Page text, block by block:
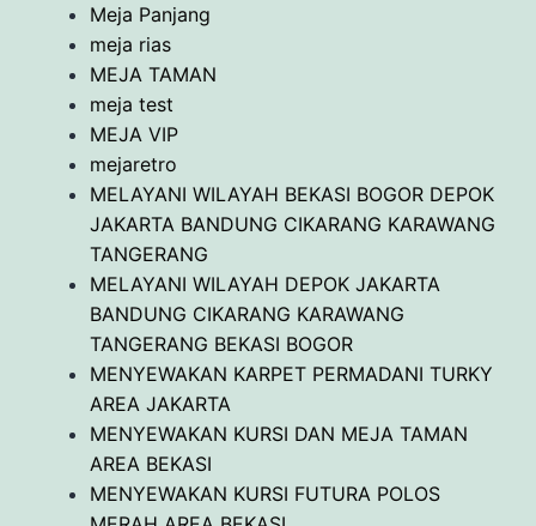
Meja Panjang
meja rias
MEJA TAMAN
meja test
MEJA VIP
mejaretro
MELAYANI WILAYAH BEKASI BOGOR DEPOK
JAKARTA BANDUNG CIKARANG KARAWANG
TANGERANG
MELAYANI WILAYAH DEPOK JAKARTA
BANDUNG CIKARANG KARAWANG
TANGERANG BEKASI BOGOR
MENYEWAKAN KARPET PERMADANI TURKY
AREA JAKARTA
MENYEWAKAN KURSI DAN MEJA TAMAN
AREA BEKASI
MENYEWAKAN KURSI FUTURA POLOS